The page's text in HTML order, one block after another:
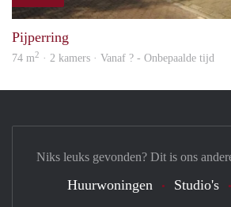
Pijperring
74 m2 · 2 kamers · Vanaf ? - Onbepaalde tijd
Niks leuks gevonden? Dit is ons
Huurwoningen Studio's